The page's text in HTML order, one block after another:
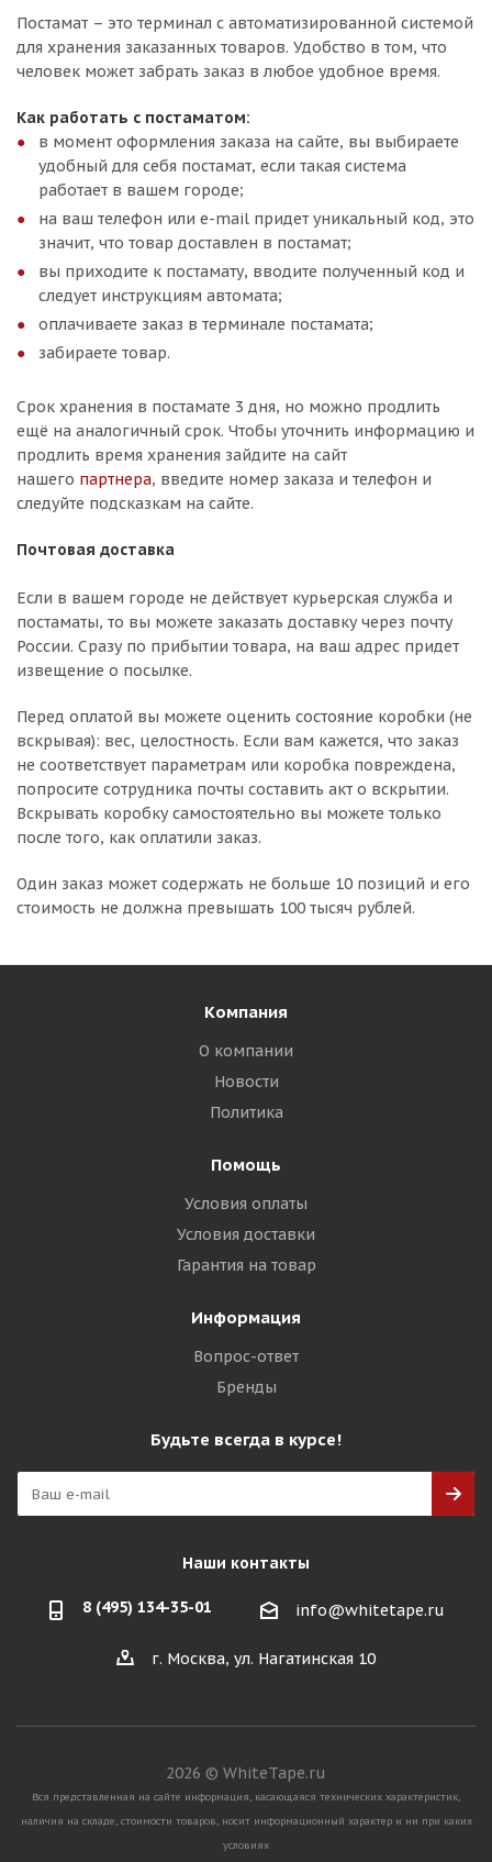
Постамат – это терминал с автоматизированной системой
для хранения заказанных товаров. Удобство в том, что
человек может забрать заказ в любое удобное время.
Как работать с постаматом:
в момент оформления заказа на сайте, вы выбираете
удобный для себя постамат, если такая система
работает в вашем городе;
на ваш телефон или e-mail придет уникальный код, это
значит, что товар доставлен в постамат;
вы приходите к постамату, вводите полученный код и
следует инструкциям автомата;
оплачиваете заказ в терминале постамата;
забираете товар.
Срок хранения в постамате 3 дня, но можно продлить
ещё на аналогичный срок. Чтобы уточнить информацию и
продлить время хранения зайдите на сайт
нашего партнера, введите номер заказа и телефон и
следуйте подсказкам на сайте.
Почтовая доставка
Если в вашем городе не действует курьерская служба и
постаматы, то вы можете заказать доставку через почту
России. Сразу по прибытии товара, на ваш адрес придет
извещение о посылке.
Перед оплатой вы можете оценить состояние коробки (не
вскрывая): вес, целостность. Если вам кажется, что заказ
не соответствует параметрам или коробка повреждена,
попросите сотрудника почты составить акт о вскрытии.
Вскрывать коробку самостоятельно вы можете только
после того, как оплатили заказ.
Один заказ может содержать не больше 10 позиций и его
стоимость не должна превышать 100 тысяч рублей.
Компания
О компании
Новости
Политика
Помощь
Условия оплаты
Условия доставки
Гарантия на товар
Информация
Вопрос-ответ
Бренды
Будьте всегда в курсе!
Наши контакты
8 (495) 134-35-01 info@whitetape.ru
г. Москва, ул. Нагатинская 10
2026 © WhiteTape.ru
Вся представленная на сайте информация, касающаяся технических характеристик,
наличия на складе, стоимости товаров, носит информационный характер и ни при каких
условиях